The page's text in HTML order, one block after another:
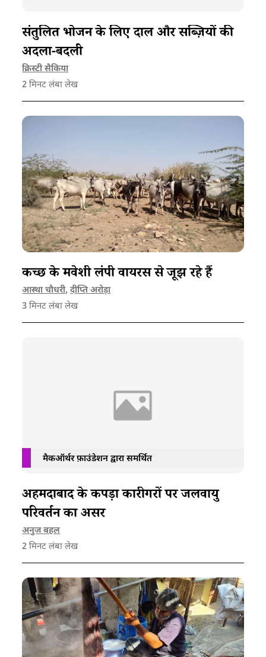
संतुलित भोजन के लिए दाल और सब्ज़ियों की
अदला-बदली
क्रिस्टी सैकिया
2 मिनट लंबा लेख
कच्छ के मवेशी लंपी वायरस से जूझ रहे हैं
आस्था चौधरी,दीप्ति अरोड़ा
3 मिनट लंबा लेख
मैकऑर्थर फ़ाउंडेशन द्वारा समर्थित
अहमदाबाद के कपड़ा कारीगरों पर जलवायु
परिवर्तन का असर
अनुज बहल
2 मिनट लंबा लेख